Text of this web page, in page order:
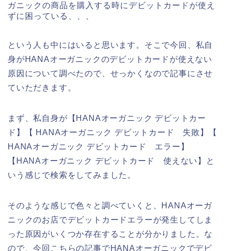
ガニックの商品を購入する時にデビットカードが使え
ずに困っている、、、
という人も中にはいると思います。そこで今回、私自
身がHANAオーガニックのデビットカードが使えない
原因について調べたので、せっかくなので記事にさせ
ていただきます。
まず、私自身が【HANAオーガニック デビットカー
ド】【 HANAオーガニック デビットカード 失敗】【
HANAオーガニック デビットカード エラー】
【HANAオーガニック デビットカード 使えない】と
いう感じで検索をしてみました。
そのような感じで色々と調べていくと、HANAオーガ
ニックのお店でデビットカードエラーが発生してしま
った原因がいくつか存在することが分かりました。な
ので、今回こちらの記事でHANAオーガニックでデビ